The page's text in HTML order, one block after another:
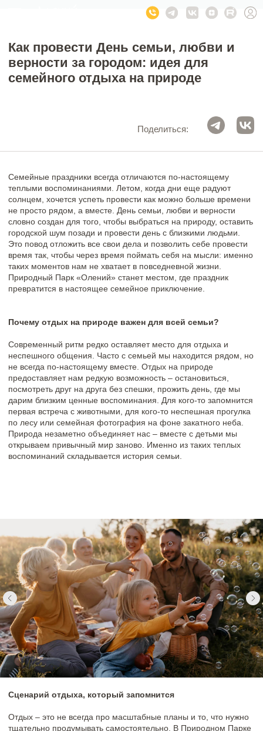
верности за городом: идея для
семейного отдыха на природе
Семейные праздники всегда отличаются по-настоящему
теплыми воспоминаниями. Летом, когда дни еще радуют
не просто рядом, а вместе. День семьи, любви и верности
Это повод отложить все свои дела и позволить себе провести
время так, чтобы через время поймать себя на мысли: именно
таких моментов нам не хватает в повседневной жизни.
Природный Парк «Олений» станет местом, где праздник
превратится в настоящее семейное приключение.
Почему отдых на природе важен для всей семьи?
Современный ритм редко оставляет место для отдыха и
неспешного общения. Часто с семьей мы находится рядом, но
не всегда по-настоящему вместе. Отдых на природе
предоставляет нам редкую возможность – остановиться,
посмотреть друг на друга без спешки, прожить день, где мы
дарим близким ценные воспоминания. Для кого-то запомнится
первая встреча с животными, для кого-то неспешная прогулка
воспоминаний складывается история семьи.
тщательно продумывать самостоятельно. В Природном Парке
«Олений» уже есть все, чтобы провести насыщенный день с
семьей.
Утро. Начать день с сафари
Лучшее время длясафари– раннее утро, когда природа
только просыпается. В предрассветные часы парк наполнен
особой тишиной, которую нарушают лишь первые голоса птиц.
Именно в это время можно увидеть, как начинают свой день
дикие лошади и олени,появляются активные сурки. Утреннее
сафари позволяет понаблюдать за жизнью животных в их
естественной среде, когда они наиболее активны, и
почувствовать себя частью этого большого живого мира.
День
После утреннего сафари самое время отправиться
исследовать Парк пешком или на велосипеде. Просторные
маршруты позволяют насладиться свежим воздухом и красотой
окружающей природы. Такие прогулки становятся настоящим
необычными растениями, пением птиц и бесконечным летним
Вечер